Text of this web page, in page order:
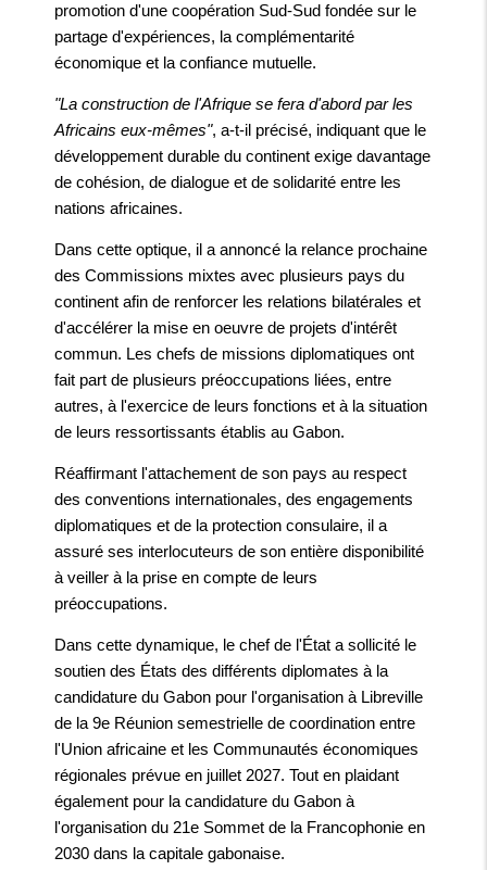
promotion d'une coopération Sud-Sud fondée sur le
partage d'expériences, la complémentarité
économique et la confiance mutuelle.
"La construction de l'Afrique se fera d'abord par les
Africains eux-mêmes", a-t-il précisé, indiquant que le
développement durable du continent exige davantage
de cohésion, de dialogue et de solidarité entre les
nations africaines.
Dans cette optique, il a annoncé la relance prochaine
des Commissions mixtes avec plusieurs pays du
continent afin de renforcer les relations bilatérales et
d'accélérer la mise en oeuvre de projets d'intérêt
commun. Les chefs de missions diplomatiques ont
fait part de plusieurs préoccupations liées, entre
autres, à l'exercice de leurs fonctions et à la situation
de leurs ressortissants établis au Gabon.
Réaffirmant l'attachement de son pays au respect
des conventions internationales, des engagements
diplomatiques et de la protection consulaire, il a
assuré ses interlocuteurs de son entière disponibilité
à veiller à la prise en compte de leurs
préoccupations.
Dans cette dynamique, le chef de l'État a sollicité le
soutien des États des différents diplomates à la
candidature du Gabon pour l'organisation à Libreville
de la 9e Réunion semestrielle de coordination entre
l'Union africaine et les Communautés économiques
régionales prévue en juillet 2027. Tout en plaidant
également pour la candidature du Gabon à
l'organisation du 21e Sommet de la Francophonie en
2030 dans la capitale gabonaise.